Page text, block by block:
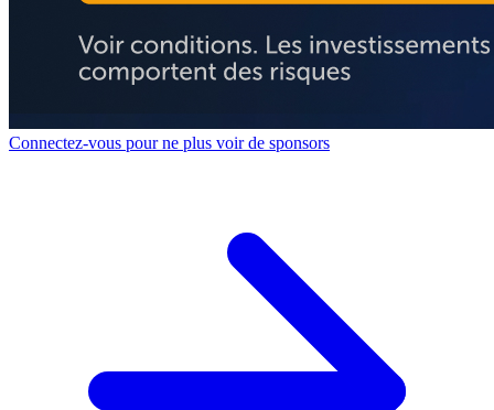
Connectez-vous pour ne plus voir de sponsors